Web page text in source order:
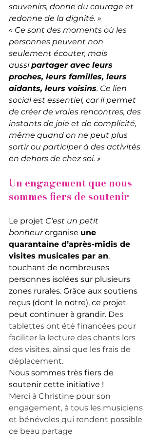
souvenirs, donne du courage et
redonne de la dignité. »
« Ce sont des moments où les
personnes peuvent non
seulement écouter, mais
aussi partager avec leurs
proches, leurs familles, leurs
aidants, leurs voisins. Ce lien
social est essentiel, car il permet
de créer de vraies rencontres, des
instants de joie et de complicité,
même quand on ne peut plus
sortir ou participer à des activités
en dehors de chez soi. »
Un engagement que nous
sommes fiers de soutenir
Le projet C’est un petit
bonheur organise une
quarantaine d’après-midis de
visites musicales par an,
touchant de nombreuses
personnes isolées sur plusieurs
zones rurales. Grâce aux soutiens
reçus (dont le notre), ce projet
peut continuer à grandir. Des
tablettes ont été financées pour
faciliter la lecture des chants lors
des visites, ainsi que les frais de
déplacement.
Nous sommes très fiers de
soutenir cette initiative !
Merci à Christine pour son
engagement, à tous les musiciens
et bénévoles qui rendent possible
ce beau partage